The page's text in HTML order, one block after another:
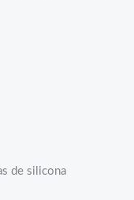
de silicona